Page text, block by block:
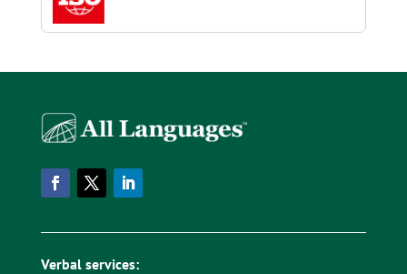
Verbal services: